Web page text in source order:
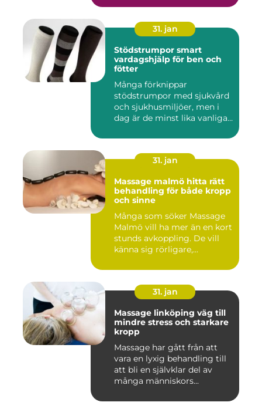
31. jan
Stödstrumpor smart
vardagshjälp för ben och
fötter
Många förknippar
stödstrumpor med sjukvård
och sjukhusmiljöer, men i
dag är de minst lika vanliga
31. jan
Massage malmö hitta rätt
behandling för både kropp
och sinne
Många som söker Massage
Malmö vill ha mer än en kort
stunds avkoppling. De vill
känna sig rörligare,...
31. jan
Massage linköping väg till
mindre stress och starkare
kropp
Massage har gått från att
vara en lyxig behandling till
att bli en självklar del av
många människors...